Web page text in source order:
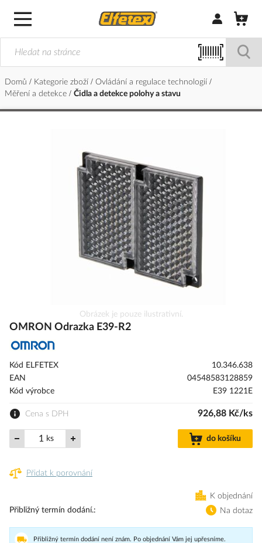
Přihlásit/
Domů Kategorie zboží
Ovládání a regulace technologií
Měření a detekce
Čidla a detekce polohy a stavu
na
galerie
s
Obrázek je pouze ilustrativní.
OMRON Odrazka E39-R2
Kód ELFETEX
10.346.638
EAN
04548583128859
Kód výrobce
E39 1221E
Cena s DPH 926,88 Kč/ks
ks do košíku
Přidat k porovnání
K objednání
Přibližný termín dodání.
Na dotaz
Přibližný termín dodání není znám. Po objednání Vám jej upřesníme.